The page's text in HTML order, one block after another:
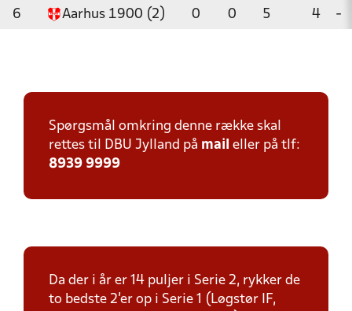
6 Aarhus 1900 (2) 0 0 5 4 -
Spørgsmål omkring denne række skal
rettes til DBU Jylland på mail eller på tlf:
8939 9999
Da der i år er 14 puljer i Serie 2, rykker de
to bedste 2'er op i Serie 1 (Løgstør IF,